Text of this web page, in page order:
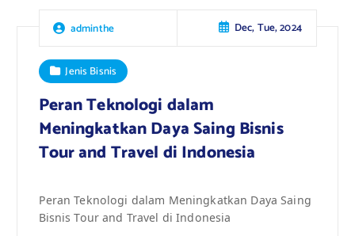
adminthe Dec, Tue, 2024
Jenis Bisnis
Peran Teknologi dalam
Meningkatkan Daya Saing Bisnis
Tour and Travel di Indonesia
Peran Teknologi dalam Meningkatkan Daya Saing
Bisnis Tour and Travel di Indonesia